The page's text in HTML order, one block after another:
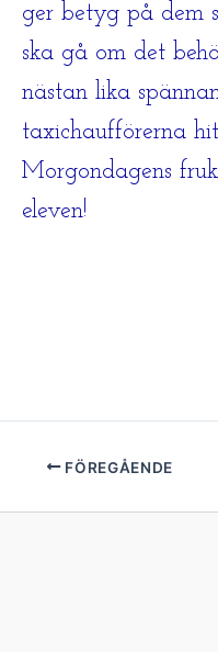
ger betyg på
ska gå om det
nästan lika
taxichaufförerna
Morgondagens
eleven!
FÖREGÅENDE